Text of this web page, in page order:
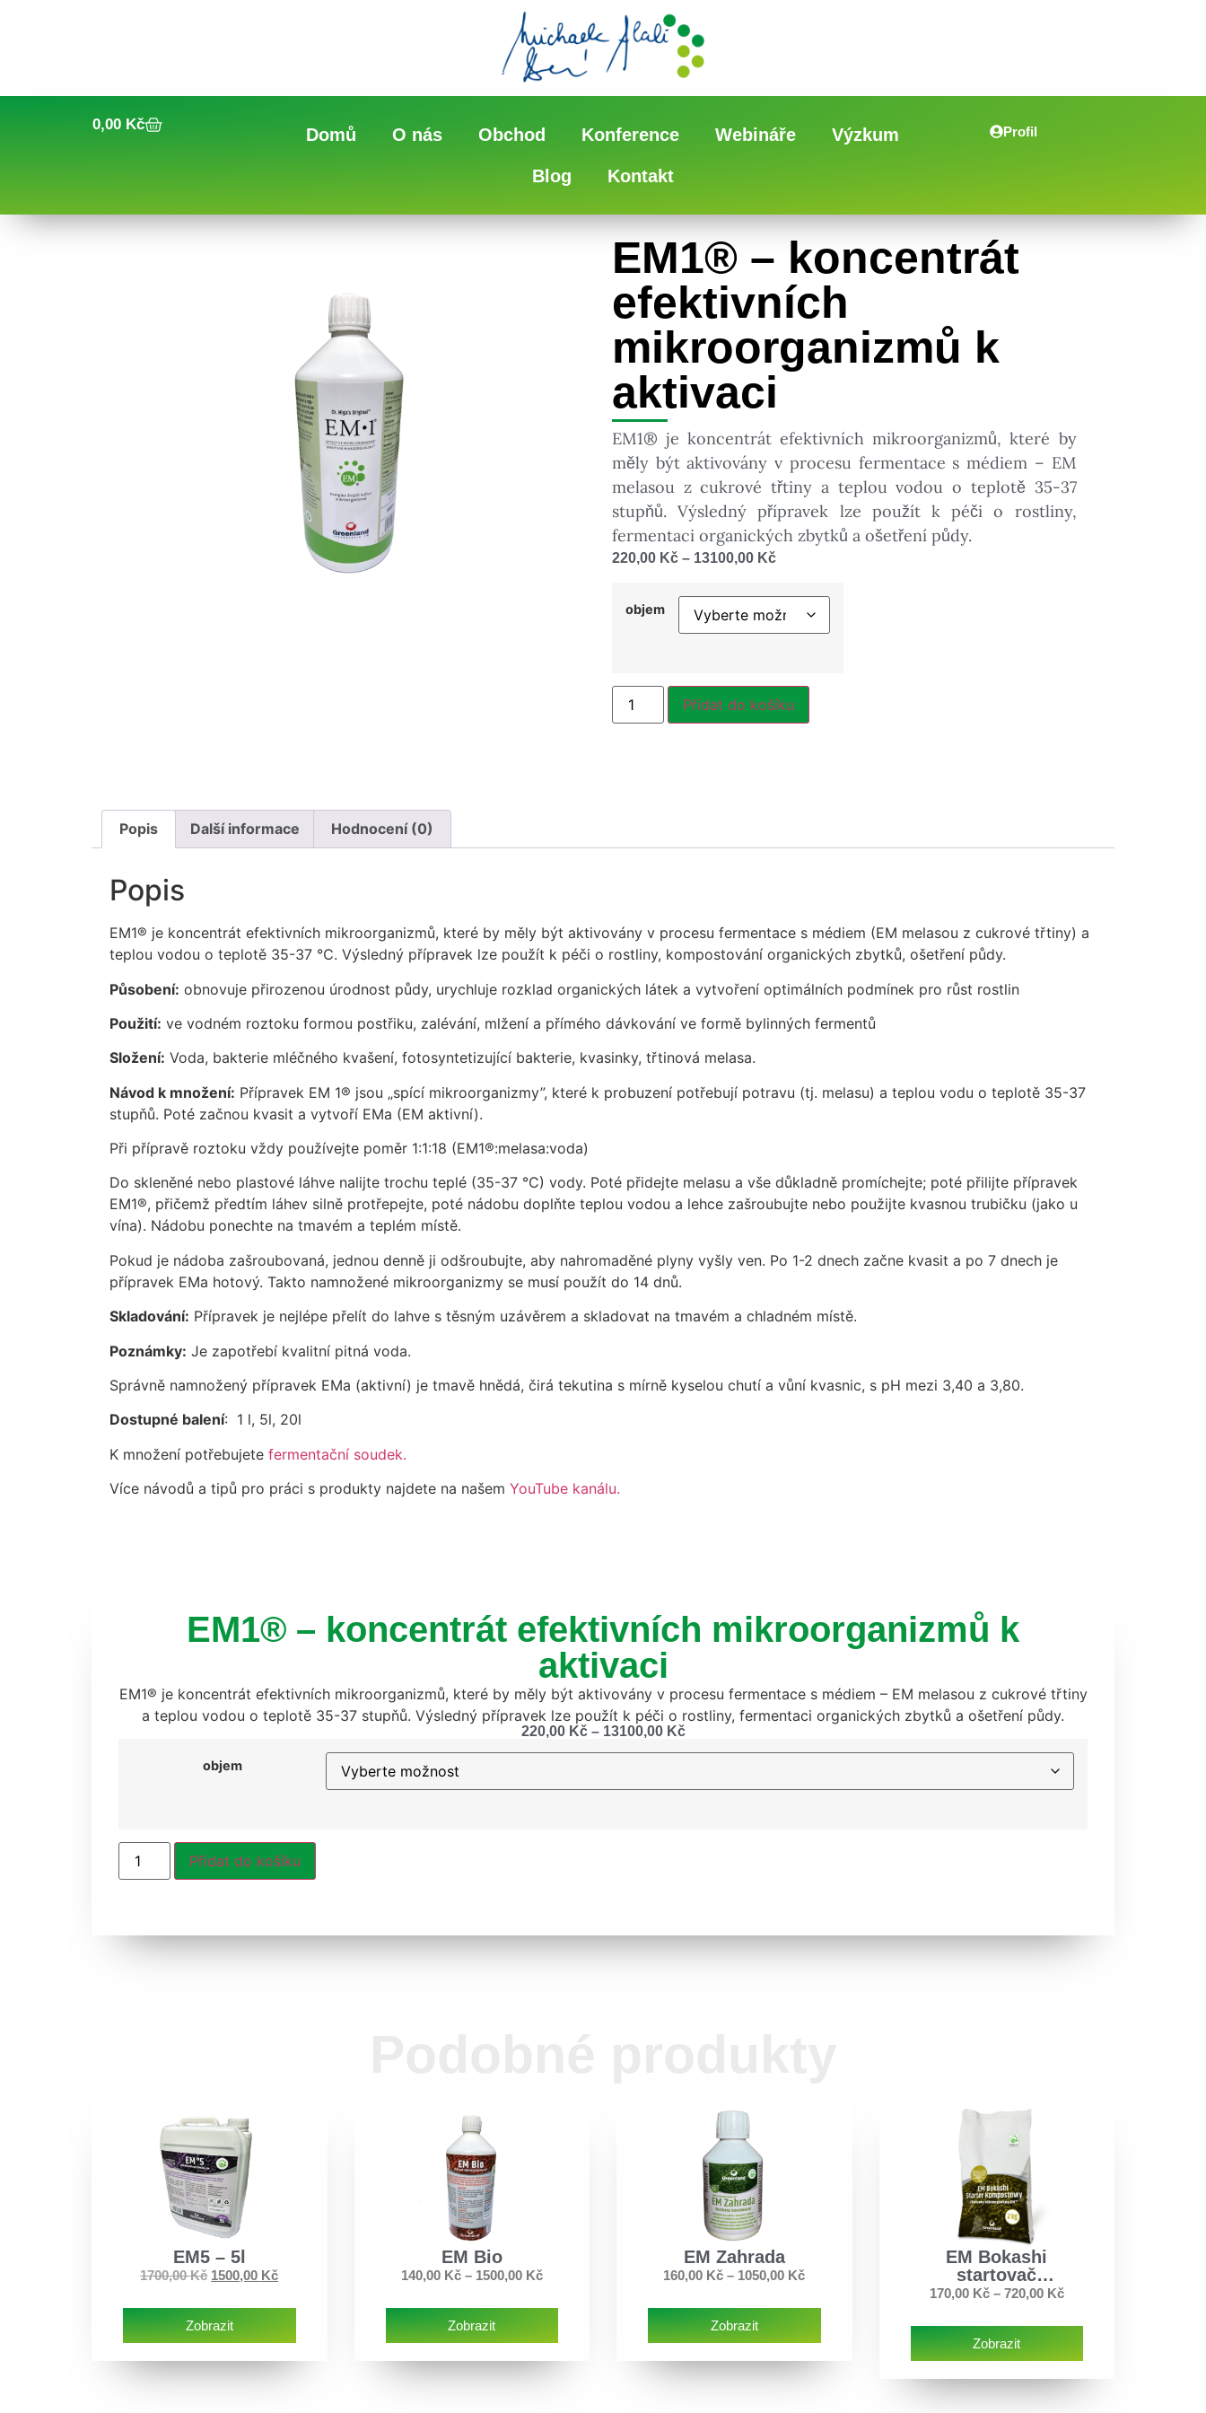
0,00 Kč Domů O nás Obchod Konference Webináře Výzkum
Blog Kontakt
Profil
EM1® – koncentrát
efektivních
mikroorganizmů k
aktivaci
EM1® je koncentrát efektivních mikroorganizmů, které by
měly být aktivovány v procesu fermentace s médiem – EM
melasou z cukrové třtiny a teplou vodou o teplotě 35-37
stupňů. Výsledný přípravek lze použít k péči o rostliny,
fermentaci organických zbytků a ošetření půdy.
220,00 Kč – 13100,00 Kč
objem
Přidat do košíku
Popis Další informace Hodnocení (0)
Popis
EM1® je koncentrát efektivních mikroorganizmů, které by měly být aktivovány v procesu fermentace s médiem (EM melasou z cukrové třtiny) a
teplou vodou o teplotě 35-37 ℃. Výsledný přípravek lze použít k péči o rostliny, kompostování organických zbytků, ošetření půdy.
Působení: obnovuje přirozenou úrodnost půdy, urychluje rozklad organických látek a vytvoření optimálních podmínek pro růst rostlin
Použití: ve vodném roztoku formou postřiku, zalévání, mlžení a přímého dávkování ve formě bylinných fermentů
Složení: Voda, bakterie mléčného kvašení, fotosyntetizující bakterie, kvasinky, třtinová melasa.
Návod k množení: Přípravek EM 1® jsou „spící mikroorganizmy”, které k probuzení potřebují potravu (tj. melasu) a teplou vodu o teplotě 35-37
stupňů. Poté začnou kvasit a vytvoří EMa (EM aktivní).
Při přípravě roztoku vždy používejte poměr 1:1:18 (EM1®:melasa:voda)
Do skleněné nebo plastové láhve nalijte trochu teplé (35-37 °C) vody. Poté přidejte melasu a vše důkladně promíchejte; poté přilijte přípravek
EM1®, přičemž předtím láhev silně protřepejte, poté nádobu doplňte teplou vodou a lehce zašroubujte nebo použijte kvasnou trubičku (jako u
vína). Nádobu ponechte na tmavém a teplém místě.
Pokud je nádoba zašroubovaná, jednou denně ji odšroubujte, aby nahromaděné plyny vyšly ven. Po 1-2 dnech začne kvasit a po 7 dnech je
přípravek EMa hotový. Takto namnožené mikroorganizmy se musí použít do 14 dnů.
Skladování: Přípravek je nejlépe přelít do lahve s těsným uzávěrem a skladovat na tmavém a chladném místě.
Poznámky: Je zapotřebí kvalitní pitná voda.
Správně namnožený přípravek EMa (aktivní) je tmavě hnědá, čirá tekutina s mírně kyselou chutí a vůní kvasnic, s pH mezi 3,40 a 3,80.
Dostupné balení: 1 l, 5l, 20l
K množení potřebujete fermentační soudek.
Více návodů a tipů pro práci s produkty najdete na našem YouTube kanálu.
EM1® – koncentrát efektivních mikroorganizmů k
aktivaci
EM1® je koncentrát efektivních mikroorganizmů, které by měly být aktivovány v procesu fermentace s médiem – EM melasou z cukrové třtiny
a teplou vodou o teplotě 35-37 stupňů. Výsledný přípravek lze použít k péči o rostliny, fermentaci organických zbytků a ošetření půdy.
220,00 Kč – 13100,00 Kč
objem
Přidat do košíku
EM5 – 5l
1700,00Kč 1500,00 Kč
Zobrazit
EM Bio
140,00 Kč – 1500,00 Kč
Zobrazit
EM Zahrada
160,00 Kč – 1050,00 Kč
Zobrazit
EM Bokashi
startovač
kompostu
170,00 Kč – 720,00 Kč
Zobrazit